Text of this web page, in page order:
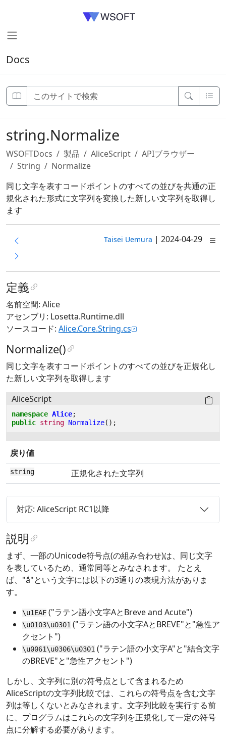
Docs
string.Normalize
WSOFTDocs 製品 AliceScript
APIブラウザー
String
Normalize
同じ文字を表すコードポイントのすべての並びを共通の正
規化された形式に文字列を変換した新しい文字列を取得し
ます
Taisei Uemura | 2024-04-29
定義
名前空間: Alice
アセンブリ: Losetta.Runtime.dll
ソースコード: Alice.Core.String.cs
Normalize()
同じ文字を表すコードポイントのすべての並びを正規化し
た新しい文字列を取得します
AliceScript
namespace Alice;
public string Normalize();
戻り値
string 正規化された文字列
対応: AliceScript RC1以降
説明
まず、一部のUnicode符号点(の組み合わせ)は、同じ文字
を表しているため、通常同等とみなされます。 たとえ
ば、"ắ"という文字には以下の3通りの表現方法がありま
す。
\u1EAF ("ラテン語小文字AとBreve and Acute")
\u0103\u0301 ("ラテン語の小文字AとBREVE"と"急性ア
クセント")
\u0061\u0306\u0301 ("ラテン語の小文字A"と"結合文字
のBREVE"と"急性アクセント")
しかし、文字列に別の符号点として含まれるため
AliceScriptの文字列比較では、これらの符号点を含む文字
列は等しくないとみなされます。文字列比較を実行する前
に、プログラムはこれらの文字列を正規化して一定の符号
点に分解する必要があります。